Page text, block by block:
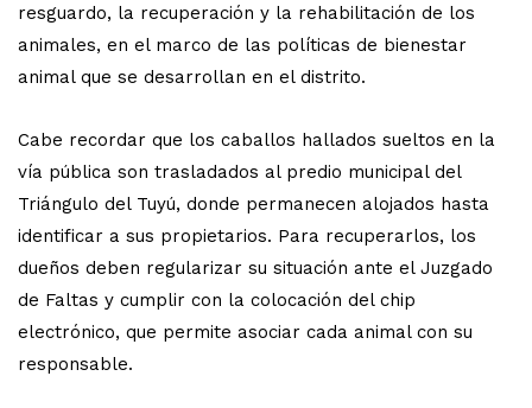
resguardo, la recuperación y la rehabilitación de los
animales, en el marco de las políticas de bienestar
animal que se desarrollan en el distrito.
Cabe recordar que los caballos hallados sueltos en la
vía pública son trasladados al predio municipal del
Triángulo del Tuyú, donde permanecen alojados hasta
identificar a sus propietarios. Para recuperarlos, los
dueños deben regularizar su situación ante el Juzgado
de Faltas y cumplir con la colocación del chip
electrónico, que permite asociar cada animal con su
responsable.